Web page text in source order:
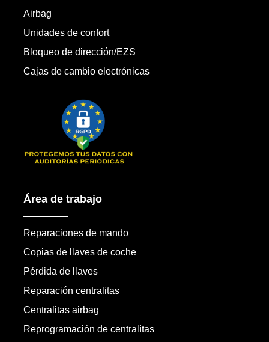
Airbag
Unidades de confort
Bloqueo de dirección/EZS
Cajas de cambio electrónicas
Área de trabajo
Reparaciones de mando
Copias de llaves de coche
Pérdida de llaves
Reparación centralitas
Centralitas airbag
Reprogramación de centralitas